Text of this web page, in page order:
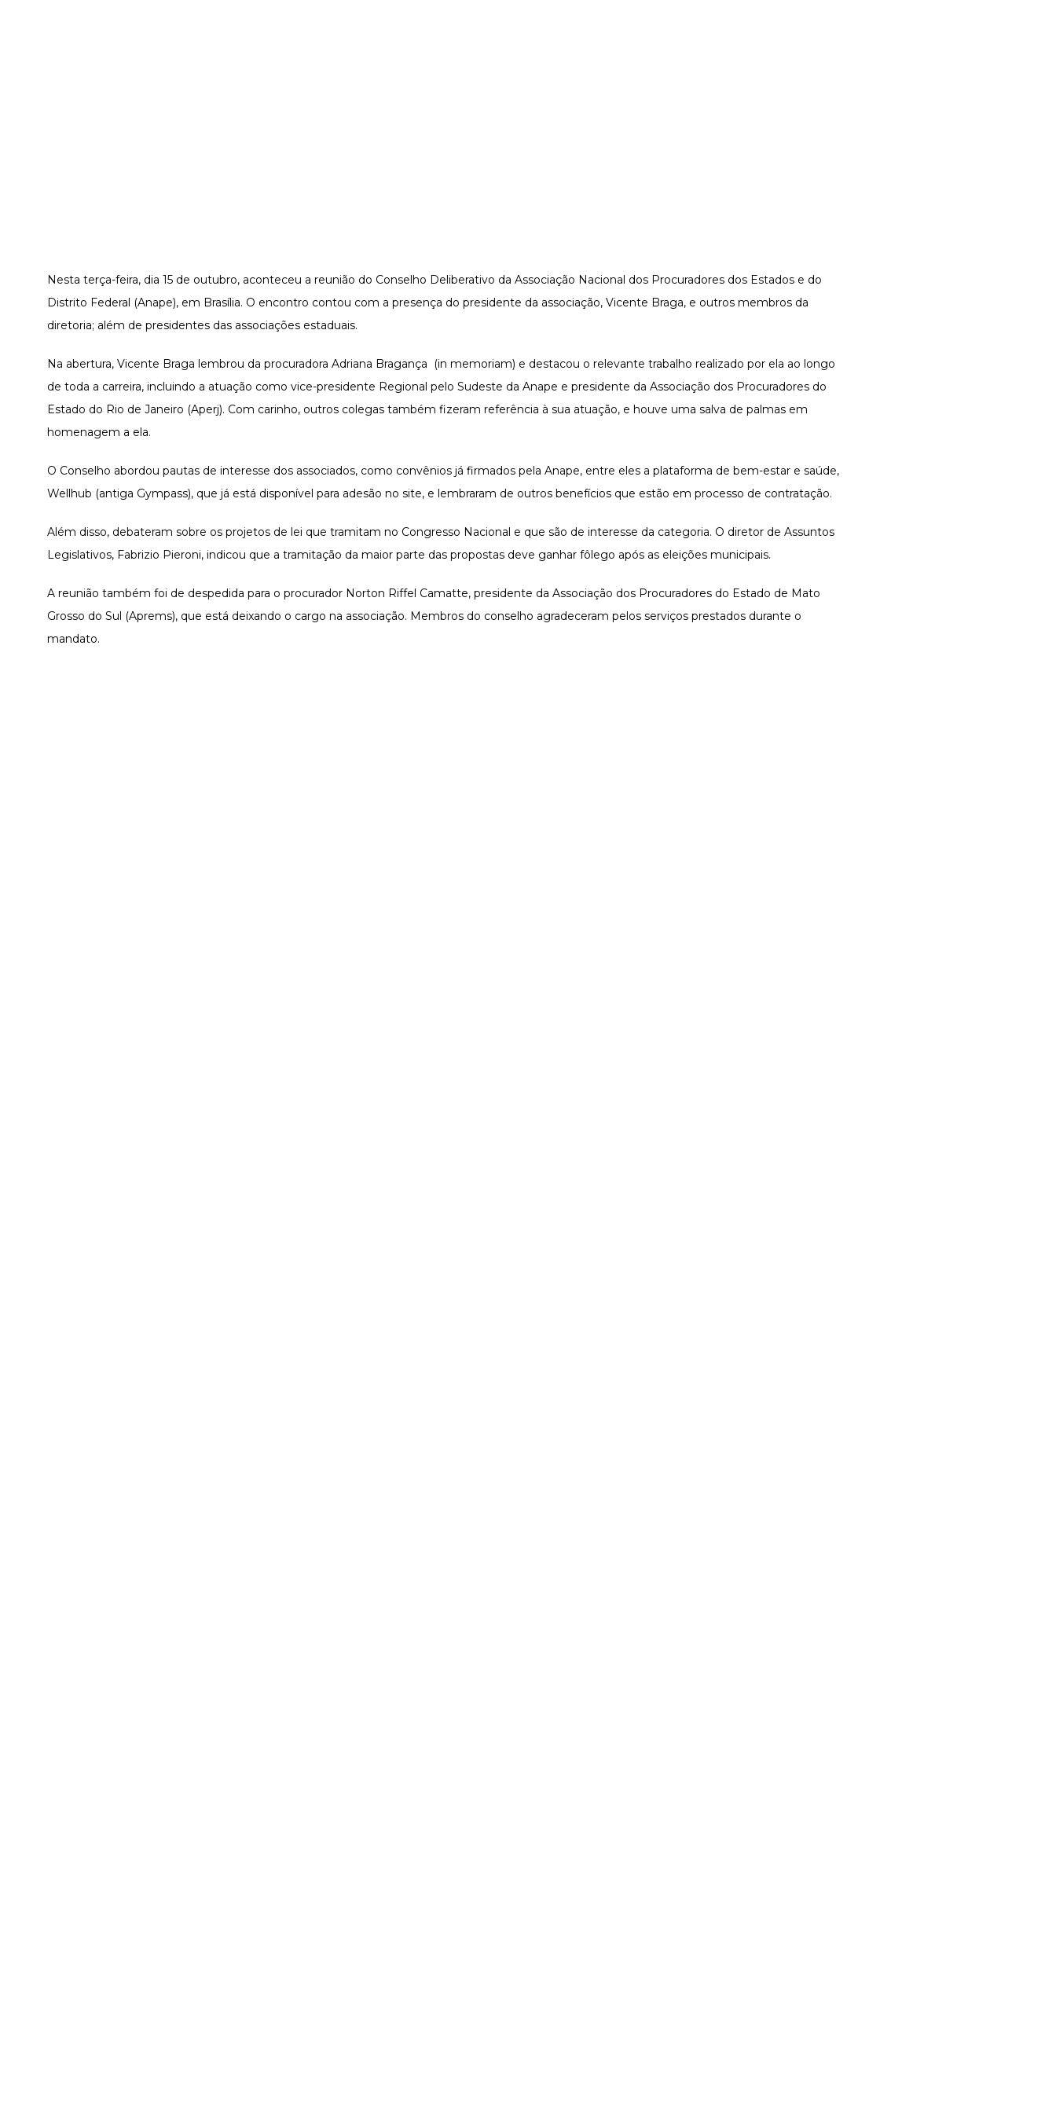
Nesta terça-feira, dia 15 de outubro, aconteceu a reunião do Conselho Deliberativo da Associação Nacional dos Procuradores dos Estados e do
Distrito Federal (Anape), em Brasília. O encontro contou com a presença do presidente da associação, Vicente Braga, e outros membros da
diretoria; além de presidentes das associações estaduais.
Na abertura, Vicente Braga lembrou da procuradora Adriana Bragança (in memoriam) e destacou o relevante trabalho realizado por ela ao longo
de toda a carreira, incluindo a atuação como vice-presidente Regional pelo Sudeste da Anape e presidente da Associação dos Procuradores do
Estado do Rio de Janeiro (Aperj). Com carinho, outros colegas também fizeram referência à sua atuação, e houve uma salva de palmas em
homenagem a ela.
O Conselho abordou pautas de interesse dos associados, como convênios já firmados pela Anape, entre eles a plataforma de bem-estar e saúde,
Wellhub (antiga Gympass), que já está disponível para adesão no site, e lembraram de outros benefícios que estão em processo de contratação.
Além disso, debateram sobre os projetos de lei que tramitam no Congresso Nacional e que são de interesse da categoria. O diretor de Assuntos
Legislativos, Fabrizio Pieroni, indicou que a tramitação da maior parte das propostas deve ganhar fôlego após as eleições municipais.
A reunião também foi de despedida para o procurador Norton Riffel Camatte, presidente da Associação dos Procuradores do Estado de Mato
Grosso do Sul (Aprems), que está deixando o cargo na associação. Membros do conselho agradeceram pelos serviços prestados durante o
mandato.